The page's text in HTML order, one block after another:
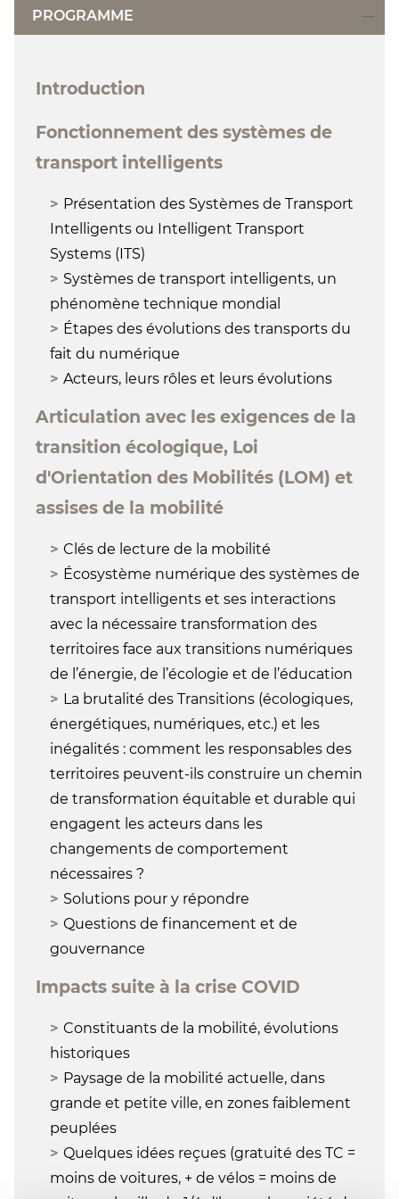
PROGRAMME
Introduction
Fonctionnement des systèmes de
transport intelligents
Présentation des Systèmes de Transport
Intelligents ou Intelligent Transport
Systems (ITS)
Systèmes de transport intelligents, un
phénomène technique mondial
Étapes des évolutions des transports du
fait du numérique
Acteurs, leurs rôles et leurs évolutions
Articulation avec les exigences de la
transition écologique, Loi
d'Orientation des Mobilités (LOM) et
assises de la mobilité
Clés de lecture de la mobilité
Écosystème numérique des systèmes de
transport intelligents et ses interactions
avec la nécessaire transformation des
territoires face aux transitions numériques
de l’énergie, de l’écologie et de l’éducation
La brutalité des Transitions (écologiques,
énergétiques, numériques, etc.) et les
inégalités : comment les responsables des
territoires peuvent-ils construire un chemin
de transformation équitable et durable qui
engagent les acteurs dans les
changements de comportement
nécessaires ?
Solutions pour y répondre
Questions de financement et de
gouvernance
Impacts suite à la crise COVID
Constituants de la mobilité, évolutions
historiques
Paysage de la mobilité actuelle, dans
grande et petite ville, en zones faiblement
peuplées
Quelques idées reçues (gratuité des TC =
moins de voitures, + de vélos = moins de